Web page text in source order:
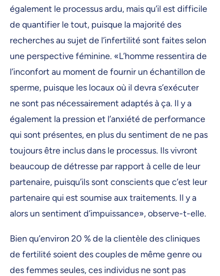
également le processus ardu, mais qu’il est difficile
de quantifier le tout, puisque la majorité des
recherches au sujet de l’infertilité sont faites selon
une perspective féminine. «L’homme ressentira de
l’inconfort au moment de fournir un échantillon de
sperme, puisque les locaux où il devra s’exécuter
ne sont pas nécessairement adaptés à ça. Il y a
également la pression et l’anxiété de performance
qui sont présentes, en plus du sentiment de ne pas
toujours être inclus dans le processus. Ils vivront
beaucoup de détresse par rapport à celle de leur
partenaire, puisqu’ils sont conscients que c’est leur
partenaire qui est soumise aux traitements. Il y a
alors un sentiment d’impuissance», observe-t-elle.
Bien qu’environ 20 % de la clientèle des cliniques
de fertilité soient des couples de même genre ou
des femmes seules, ces individus ne sont pas